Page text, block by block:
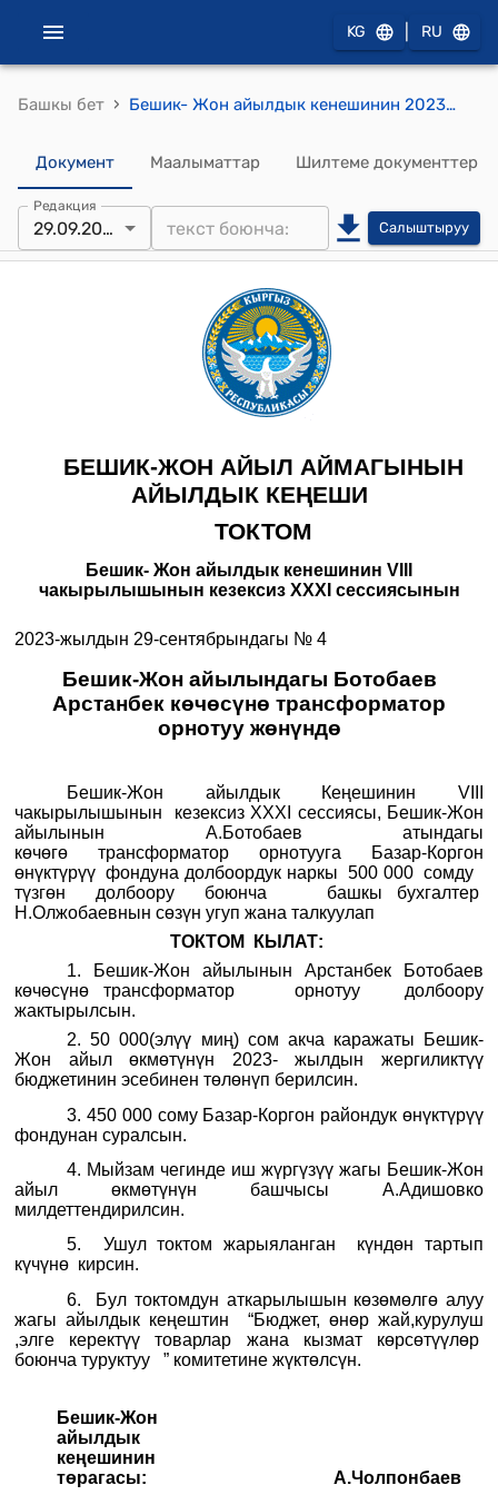
KG RU
Башкы бет › Бешик- Жон айылдык кенешинин 2023-жылдын 29-сентябрындагы № 4 "Бешик-Жон айылындагы Ботобаев Арстанбек көчөсүнө трансформатор орнотуу жөнүндө" токтому
Документ Маалыматтар Шилтеме документтер
Редакция
29.09.2023 Салыштыруу